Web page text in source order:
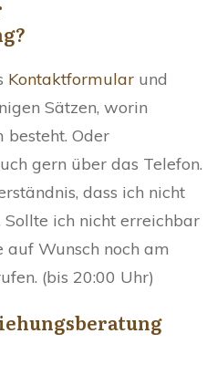
Kontaktformular und
Sätzen, worin
besteht. Oder
gern über das Telefon.
dass ich nicht
ich nicht erreichbar
auf Wunsch noch am
(bis 20:00 Uhr)